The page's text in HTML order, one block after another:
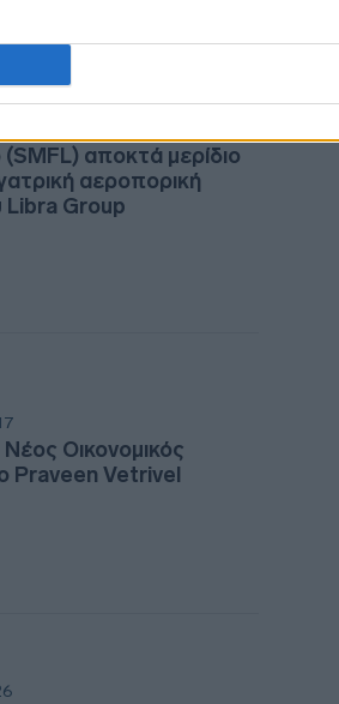
αποκτά μερίδιο
αεροπορική
Libra Group
Οικονομικός
Praveen Vetrivel
17:41